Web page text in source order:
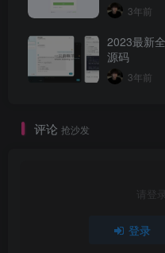
3年前
2023最新
源码
3年前
评论 抢沙发
请登
登录